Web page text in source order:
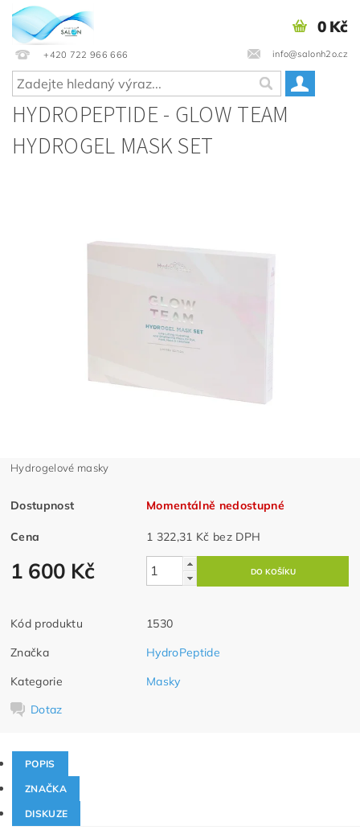
+420 722 966 666 info@salonh2o.cz
0 Kč
HYDROPEPTIDE - GLOW TEAM
HYDROGEL MASK SET
Hydrogelové masky
Dostupnost Momentálně nedostupné
Cena 1 322,31 Kč bez DPH
1 600 Kč
Kód produktu
1530
Značka
HydroPeptide
Kategorie
Masky
Dotaz
POPIS
ZNAČKA
DISKUZE